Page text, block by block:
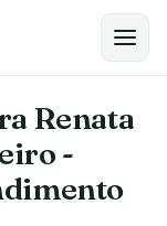
Renata
-